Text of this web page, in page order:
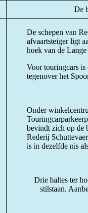
De
De schepen van
afvaartsteiger ligt
hoek van de
Voor touringcars is
tegenover het
Onder
bevindt zich op de
Rederij
is in dezelfde nis
Drie haltes ter
stilstaan.